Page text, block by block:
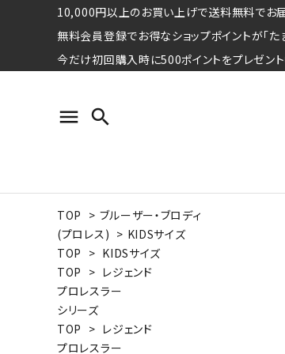
10,000円以上のお買い上げで送料無料でお
無料会員登録でお得なショップポイントが「た
今だけ初回購入時に500ポイントをプレゼン
menu search
プロ野球選手コレクション
日本プロサッカー選手会シリーズ
水泳競技選手コレクション
Tシャツ
パーカー
期間限定販売アイテム
特集ページ
ウォーレン･クロマティ
特集ページ
競走馬コレクション
TOP > ブルーザー・ブロディ
(プロレス) > KIDSサイズ
TOP > KIDSサイズ
TOP > レジェンド
プロレスラー
シリーズ
TOP > レジェンド
プロレスラー